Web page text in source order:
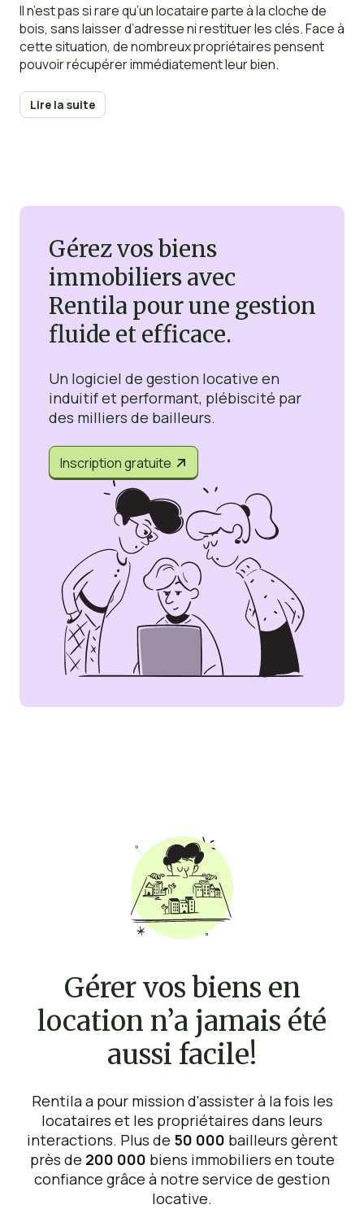
Il n’est pas si rare qu’un locataire parte à la cloche de
bois, sans laisser d’adresse ni restituer les clés. Face à
cette situation, de nombreux propriétaires pensent
pouvoir récupérer immédiatement leur bien.
Lire la suite
Gérez vos biens
immobiliers avec
Rentila pour une gestion
fluide et efficace.
Un logiciel de gestion locative en
induitif et performant, plébiscité par
des milliers de bailleurs.
Inscription gratuite 

Gérer vos biens en
location n’a jamais été
aussi facile!
Rentila a pour mission d'assister à la fois les
locataires et les propriétaires dans leurs
interactions. Plus de 50 000 bailleurs gèrent
près de 200 000 biens immobiliers en toute
confiance grâce à notre service de gestion
locative.